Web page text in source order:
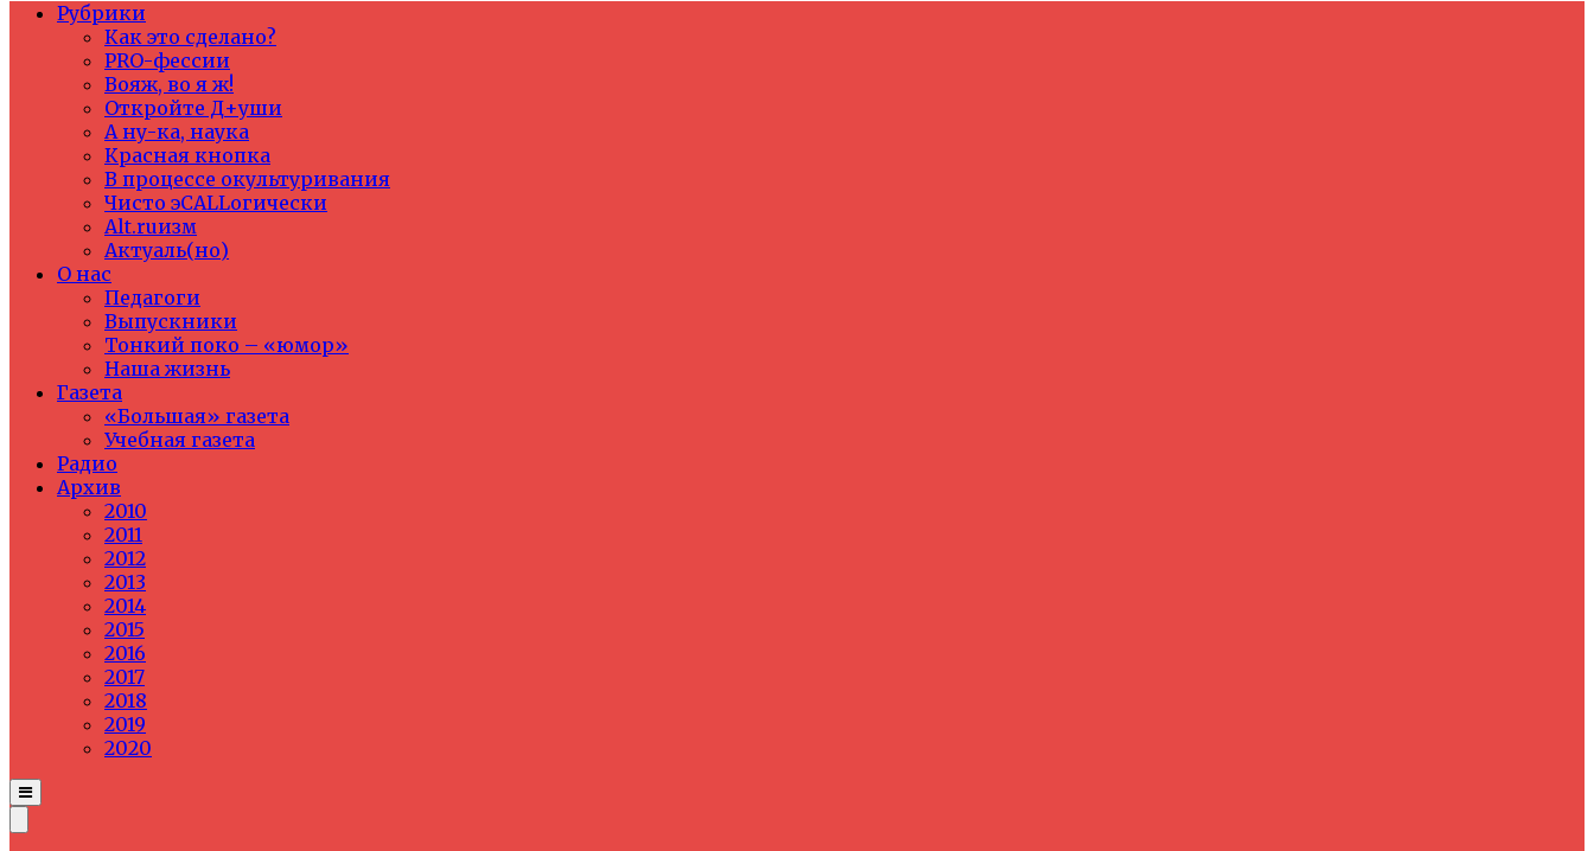
Рубрики
Как это сделано?
PRO-фессии
Вояж, во я ж!
Откройте Д+уши
А ну-ка, наука
Красная кнопка
В процессе окультуривания
Чисто эCALLогически
Alt.ruизм
Актуаль(но)
О нас
Педагоги
Выпускники
Тонкий поко – «юмор»
Наша жизнь
Газета
«Большая» газета
Учебная газета
Радио
Архив
2010
2011
2012
2013
2014
2015
2016
2017
2018
2019
2020